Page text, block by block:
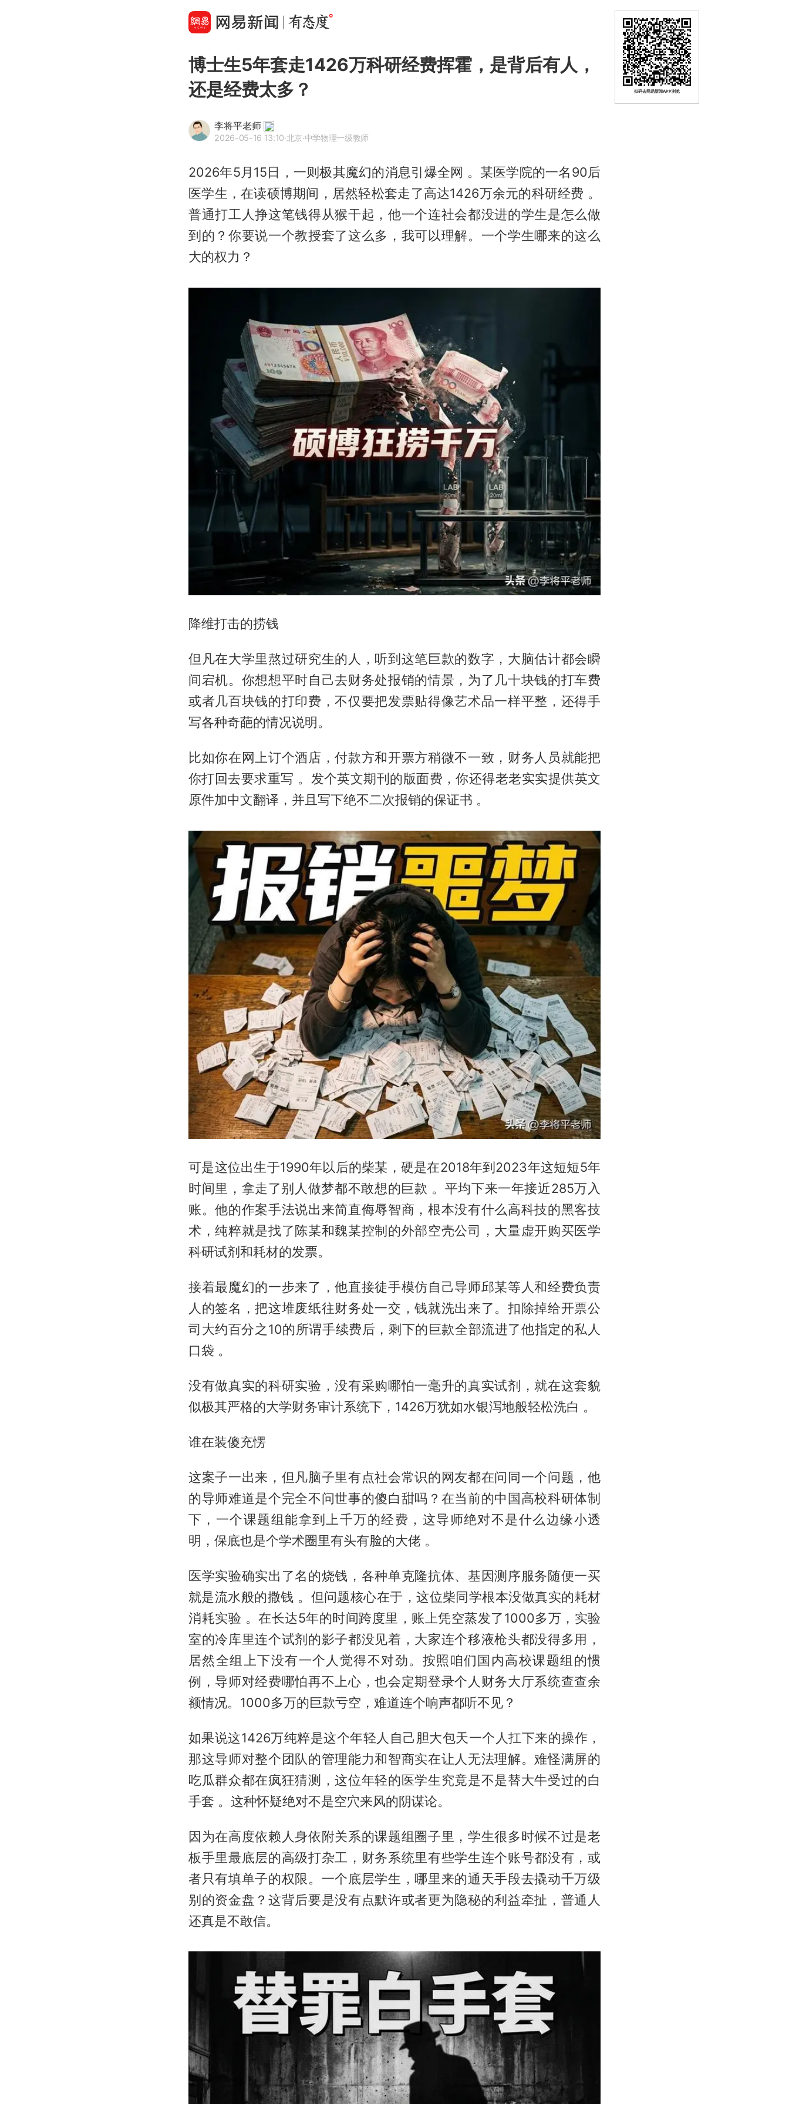
博士生5年套走1426万科研经费挥霍，是背后有人，
还是经费太多？
李将平老师
2026-05-16 13:10·北京·中学物理一级教师
2026年5月15日，一则极其魔幻的消息引爆全网 。某医学院的一名90后
医学生，在读硕博期间，居然轻松套走了高达1426万余元的科研经费 。
普通打工人挣这笔钱得从猴干起，他一个连社会都没进的学生是怎么做
到的？你要说一个教授套了这么多，我可以理解。一个学生哪来的这么
大的权力？
降维打击的捞钱
但凡在大学里熬过研究生的人，听到这笔巨款的数字，大脑估计都会瞬
间宕机。你想想平时自己去财务处报销的情景，为了几十块钱的打车费
或者几百块钱的打印费，不仅要把发票贴得像艺术品一样平整，还得手
写各种奇葩的情况说明。
比如你在网上订个酒店，付款方和开票方稍微不一致，财务人员就能把
你打回去要求重写 。发个英文期刊的版面费，你还得老老实实提供英文
原件加中文翻译，并且写下绝不二次报销的保证书 。
可是这位出生于1990年以后的柴某，硬是在2018年到2023年这短短5年
时间里，拿走了别人做梦都不敢想的巨款 。平均下来一年接近285万入
账。他的作案手法说出来简直侮辱智商，根本没有什么高科技的黑客技
术，纯粹就是找了陈某和魏某控制的外部空壳公司，大量虚开购买医学
科研试剂和耗材的发票。
接着最魔幻的一步来了，他直接徒手模仿自己导师邱某等人和经费负责
人的签名，把这堆废纸往财务处一交，钱就洗出来了。扣除掉给开票公
司大约百分之10的所谓手续费后，剩下的巨款全部流进了他指定的私人
口袋 。
没有做真实的科研实验，没有采购哪怕一毫升的真实试剂，就在这套貌
似极其严格的大学财务审计系统下，1426万犹如水银泻地般轻松洗白 。
谁在装傻充愣
这案子一出来，但凡脑子里有点社会常识的网友都在问同一个问题，他
的导师难道是个完全不问世事的傻白甜吗？在当前的中国高校科研体制
下，一个课题组能拿到上千万的经费，这导师绝对不是什么边缘小透
明，保底也是个学术圈里有头有脸的大佬 。
医学实验确实出了名的烧钱，各种单克隆抗体、基因测序服务随便一买
就是流水般的撒钱 。但问题核心在于，这位柴同学根本没做真实的耗材
消耗实验 。在长达5年的时间跨度里，账上凭空蒸发了1000多万，实验
室的冷库里连个试剂的影子都没见着，大家连个移液枪头都没得多用，
居然全组上下没有一个人觉得不对劲。按照咱们国内高校课题组的惯
例，导师对经费哪怕再不上心，也会定期登录个人财务大厅系统查查余
额情况。1000多万的巨款亏空，难道连个响声都听不见？
如果说这1426万纯粹是这个年轻人自己胆大包天一个人扛下来的操作，
那这导师对整个团队的管理能力和智商实在让人无法理解。难怪满屏的
吃瓜群众都在疯狂猜测，这位年轻的医学生究竟是不是替大牛受过的白
手套 。这种怀疑绝对不是空穴来风的阴谋论。
因为在高度依赖人身依附关系的课题组圈子里，学生很多时候不过是老
板手里最底层的高级打杂工，财务系统里有些学生连个账号都没有，或
者只有填单子的权限。一个底层学生，哪里来的通天手段去撬动千万级
别的资金盘？这背后要是没有点默许或者更为隐秘的利益牵扯，普通人
还真是不敢信。
扫码去网易新闻APP浏览